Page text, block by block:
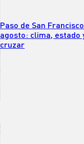
Paso de San
agosto: clima, estado
cruzar